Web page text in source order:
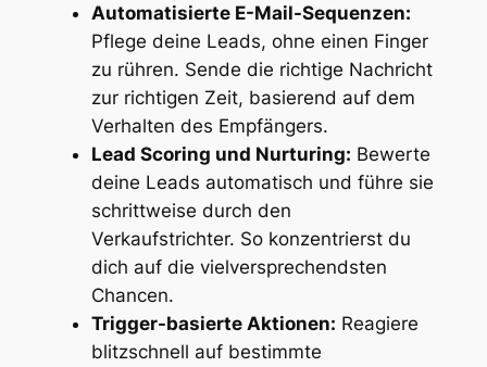
Automatisierte E-Mail-Sequenzen:
Pflege deine Leads, ohne einen Finger
zu rühren. Sende die richtige Nachricht
zur richtigen Zeit, basierend auf dem
Verhalten des Empfängers.
Lead Scoring und Nurturing: Bewerte
deine Leads automatisch und führe sie
schrittweise durch den
Verkaufstrichter. So konzentrierst du
dich auf die vielversprechendsten
Chancen.
Trigger-basierte Aktionen: Reagiere
blitzschnell auf bestimmte